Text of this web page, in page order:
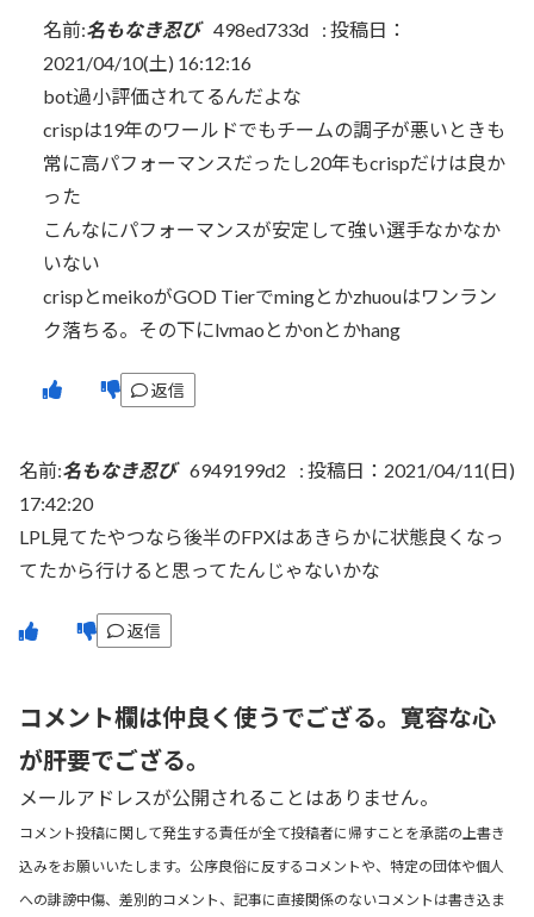
名前:名もなき忍び 498ed733d : 投稿日：
2021/04/10(土) 16:12:16
bot過小評価されてるんだよな
crispは19年のワールドでもチームの調子が悪いときも
常に高パフォーマンスだったし20年もcrispだけは良か
った
こんなにパフォーマンスが安定して強い選手なかなか
いない
crispとmeikoがGOD Tierでmingとかzhuouはワンラン
ク落ちる。その下にlvmaoとかonとかhang
返信
名前:名もなき忍び 6949199d2 : 投稿日：2021/04/11(日)
17:42:20
LPL見てたやつなら後半のFPXはあきらかに状態良くなっ
てたから行けると思ってたんじゃないかな
返信
コメント欄は仲良く使うでござる。寛容な心
が肝要でござる。
メールアドレスが公開されることはありません。
コメント投稿に関して発生する責任が全て投稿者に帰すことを承諾の上書き
込みをお願いいたします。公序良俗に反するコメントや、特定の団体や個人
への誹謗中傷、差別的コメント、記事に直接関係のないコメントは書き込ま